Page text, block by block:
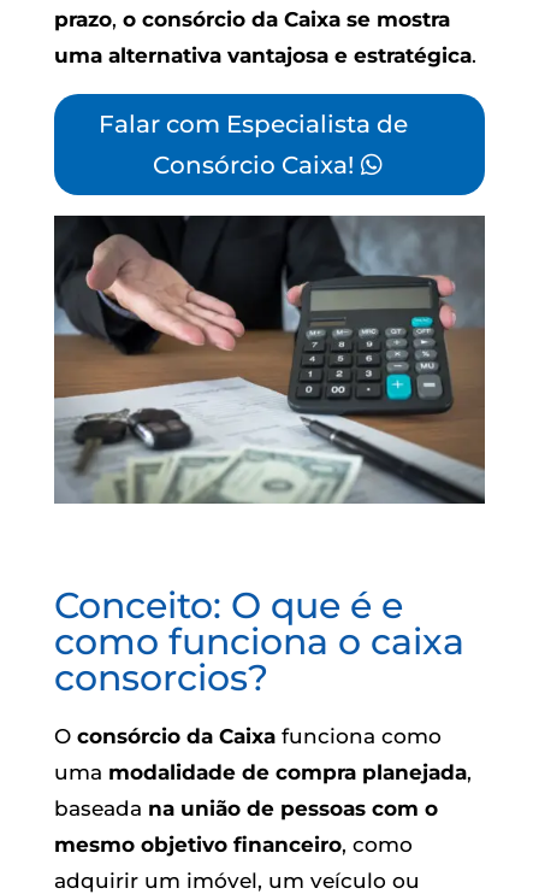
prazo, o consórcio da Caixa se mostra
uma alternativa vantajosa e estratégica.
Falar com Especialista de
Consórcio Caixa!
Conceito: O que é e
como funciona o caixa
consorcios?
O consórcio da Caixafunciona como
uma modalidade de compra planejada,
baseada na união de pessoas com o
mesmo objetivo financeiro, como
adquirir um imóvel, um veículo ou